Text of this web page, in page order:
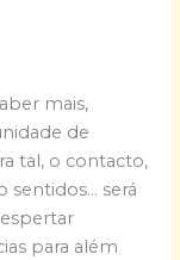
mais,
de
tal, o contacto,
sentidos… será
para além